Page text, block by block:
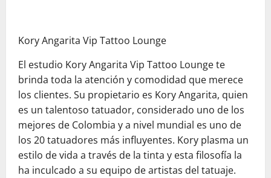
Kory Angarita Vip Tattoo Lounge
El estudio Kory Angarita Vip Tattoo Lounge te
brinda toda la atención y comodidad que merece
los clientes. Su propietario es Kory Angarita, quien
es un talentoso tatuador, considerado uno de los
mejores de Colombia y a nivel mundial es uno de
los 20 tatuadores más influyentes. Kory plasma un
estilo de vida a través de la tinta y esta filosofía la
ha inculcado a su equipo de artistas del tatuaje.